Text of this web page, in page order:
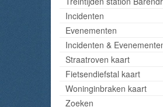
Incidenten
Evenementen
Incidenten &
Straatroven kaart
Fietsendiefstal kaart
Woninginbraken kaart
Zoeken